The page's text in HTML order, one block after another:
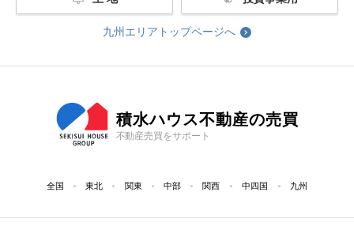
九州エリアトップページへ
積水ハウス不動産の売買
不動産売買をサポート
全国 東北 関東 中部 関西 中四国 九州